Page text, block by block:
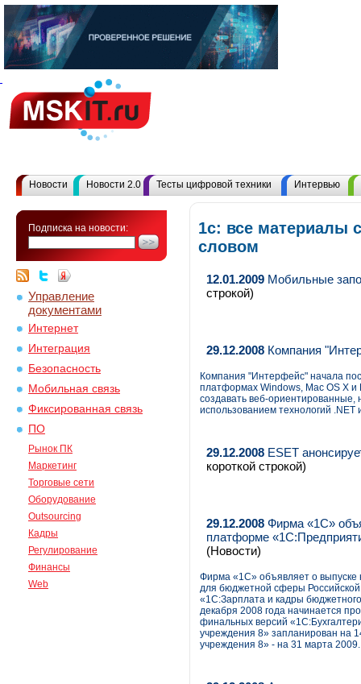
Новости Новости 2.0 Тесты цифровой техники Интервью
Подписка на новости:
Управление
документами
Интернет
Интеграция
Безопасность
Мобильная связь
Фиксированная связь
ПО
Рынок ПК
Маркетинг
Торговые сети
Оборудование
Outsourcing
Кадры
Регулирование
Финансы
Web
1с: все материалы
словом
12.01.2009 Мобильные
строкой)
29.12.2008 Компания
Компания "Интерфейс" начала
платформах Windows, Mac OS X
создавать веб-
использованием технологий .NET
29.12.2008 ESET
короткой строкой)
29.12.2008 Фирма «1С»
платформе
(Новости)
Фирма «1С» объявляет о
для бюджетной сферы
«1С:Зарплата и кадры
декабря 2008 года начинается
финальных версий
учреждения 8» запланирован на
учреждения 8» - на 31 марта 2009.